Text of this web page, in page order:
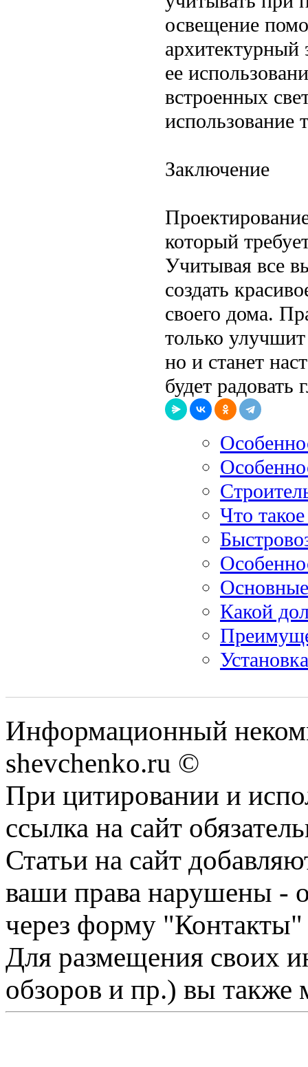
освещение
архитектурный
ее
встроенных
использование
Заключение
который
Учитывая все
создать
своего дома.
только
но и станет
будет радовать
Что
Какой
Информационный
shevchenko.ru ©
При цитировании и
ссылка на сайт
Статьи на сайт
ваши права нарушены -
через форму "Контакты"
Для размещения своих
обзоров и пр.) вы также